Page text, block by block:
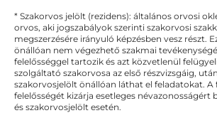
* Szakorvos jelölt (rezidens): általános orvosi
orvos, aki jogszabályok szerinti szakorvosi
megszerzésére irányuló képzésben vesz részt.
önállóan nem végezhető szakmai
felelősséggel tartozik és azt közvetlenül
szolgáltató szakorvosa az első részvizsgáig,
szakorvosjelölt önállóan láthat el feladatokat.
felelősségét kizárja esetleges névazonosságért
és szakorvosjelölt esetén.